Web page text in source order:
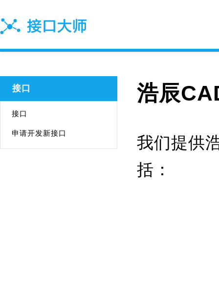
接口
接口
申请开发新接口
浩辰
我们提供
括：